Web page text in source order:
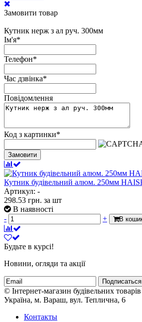
Замовити товар
Кутник нерж з ал руч. 300мм
Ім'я*
Телефон*
Час дзвінка*
Повідомлення
Код з картинки*
Замовити
Кутник будівельний алюм. 250мм
Артикул: -
298.53 грн. за шт
В наявності
-
+ В
Будьте в курсі!
Новини, огляди та акції
Подписаться
© Інтернет-магазин будівельних
Україна, м. Вараш, вул. Теплична, 6
Контакты